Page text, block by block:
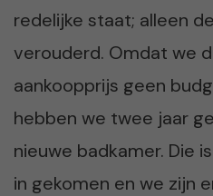
redelijke staat; alleen
verouderd. Omdat we
aankoopprijs geen
hebben we twee jaar
nieuwe badkamer. Die
in gekomen en we zijn